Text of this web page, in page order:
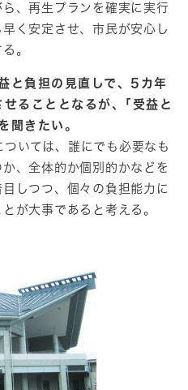
、再生プランを確実に実行
く安定させ、市民が安心し
。
と負担の見直しで、5カ年
ることとなるが、｢受益と
聞きたい。
いては、誰にでも必要なも
、全体的か個別的かなどを
しつつ、個々の負担能力に
が大事であると考える。